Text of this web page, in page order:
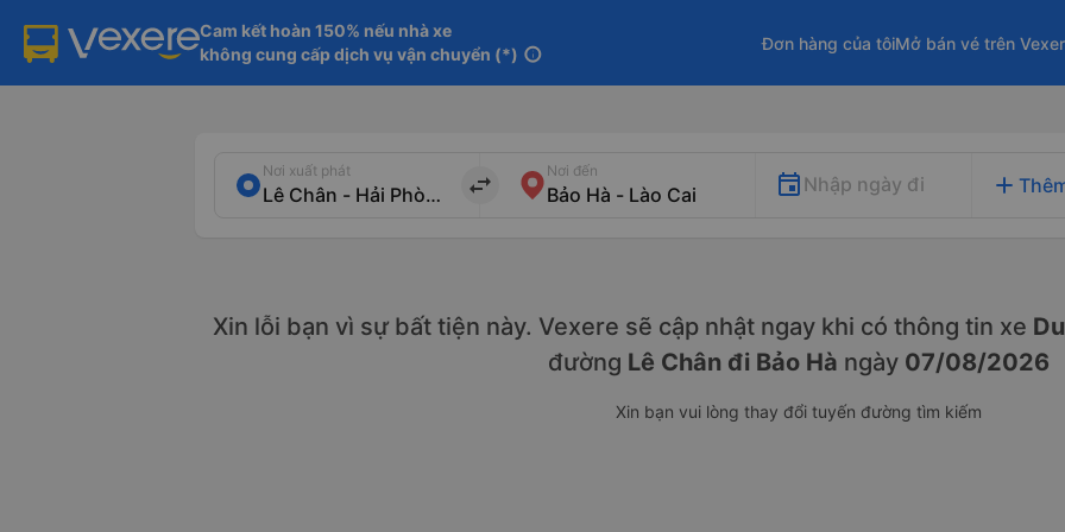
Cam kết hoàn 150% nếu nhà xe
không cung cấp dịch vụ vận chuyển (*) info
Đơn hàng của tôiMở bán vé trên
Nơi xuất phát
import_export
Nơi đến
Nhập ngày đi add
Xin lỗi bạn vì sự bất tiện này. Vexere sẽ cập nhật ngay khi có thông tin xe
đường Lê Chân đi Bảo Hà ngày 07/08/2026
Xin bạn vui lòng thay đổi tuyến đường tìm kiếm